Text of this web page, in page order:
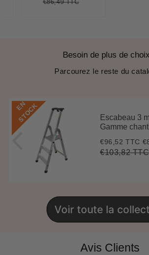
Prix
€86,49 TTC€86,49
Besoin de plus de
Parcourez le reste du
E
N
S
T
O
C
K
Escabeau 3
Gamme
Prix
réduit
€96,52 TTC
Prix
€103,82 TTC
Voir toute la
Avis Clients